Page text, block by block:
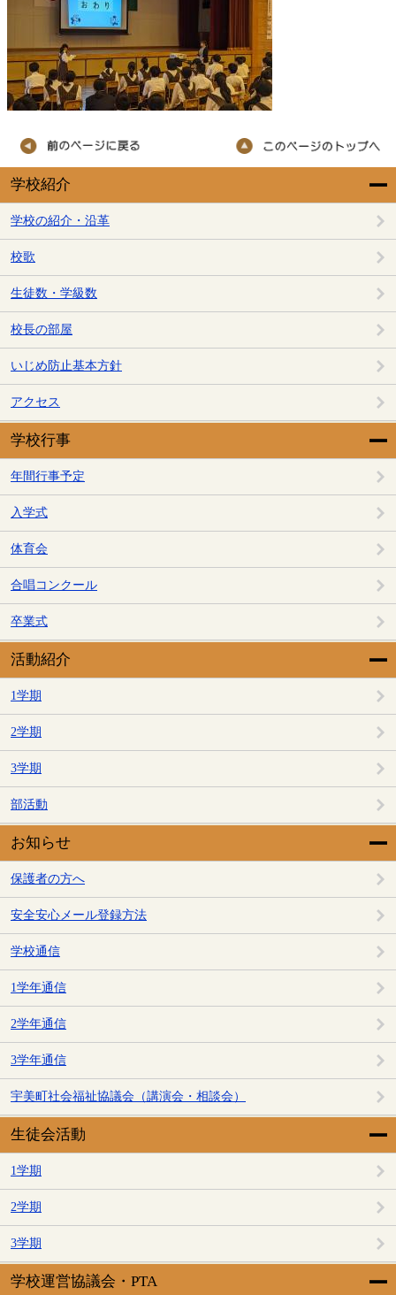
学校紹介
学校の紹介・沿革
校歌
生徒数・学級数
校長の部屋
いじめ防止基本方針
アクセス
学校行事
年間行事予定
入学式
体育会
合唱コンクール
卒業式
活動紹介
1学期
2学期
3学期
部活動
お知らせ
保護者の方へ
安全安心メール登録方法
学校通信
1学年通信
2学年通信
3学年通信
宇美町社会福祉協議会（講演会・相談会）
生徒会活動
1学期
2学期
3学期
学校運営協議会・PTA